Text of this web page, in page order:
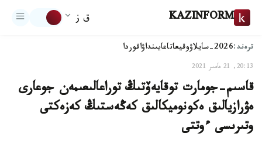
KAZINFORM ق ز
ترەند:2026-سايلاۋ وقيعاتاعايىنداۋاقوردا
20:13, 21 مامىر 2021
قاسىم-جومارت توقايەۆتىڭ توراعالىعىمەن جوعارى
ەۋرازيالىق ەكونوميكالىق كەڭەستىڭ كەزەكتى
وتىرىسى ءوتتى